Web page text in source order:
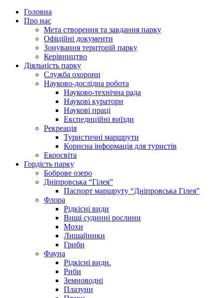
Головна
Про нас
Мета створення та завдання парку
Офіційні документи
Зонування територій парку
Керівництво
Діяльність парку
Служба охорони
Науково-дослідна робота
Науково-технічна рада
Наукові куратори
Наукові праці
Експедиційні виїзди
Рекреація
Туристичні маршрути
Корисна інформація для туристів
Екоосвіта
Гордість парку
Боброве озеро
Дніпровська “Гілея”
Паспорт маршруту “Дніпровська Гілея”
Флора
Рідкісні види
Вищі судинні рослини
Мохи
Лишайники
Гриби
Фауна
Рідкісні види.
Риби
Земноводні
Плазуни